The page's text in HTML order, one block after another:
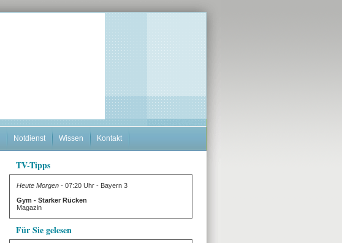
Notdienst Wissen Kontakt
TV-Tipps
Heute Morgen - 07:20 Uhr - Bayern 3
Gym - Starker Rücken
Magazin
Für Sie gelesen